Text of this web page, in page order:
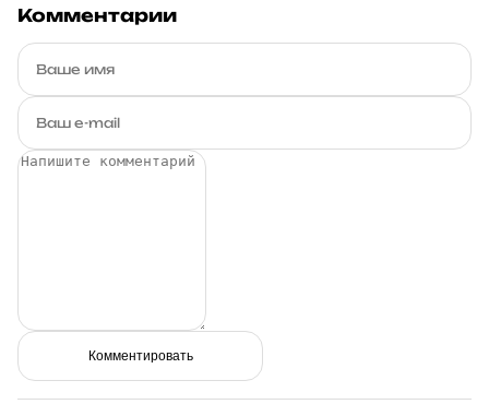
Комментарии
Комментировать